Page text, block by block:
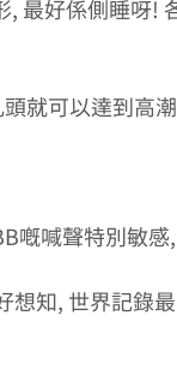
, 最好係側睡呀!
就可以達到高
嘅喊聲特別敏
想知, 世界記錄